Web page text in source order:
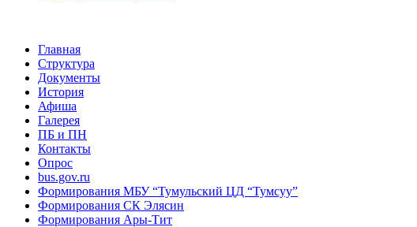
Главная
Структура
Документы
История
Афиша
Галерея
ПБ и ПН
Контакты
Опрос
bus.gov.ru
Формирования МБУ “Тумульский ЦД “Тумсуу”
Формирования СК Элясин
Формирования Ары-Тит